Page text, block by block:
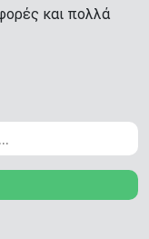
και πολλά